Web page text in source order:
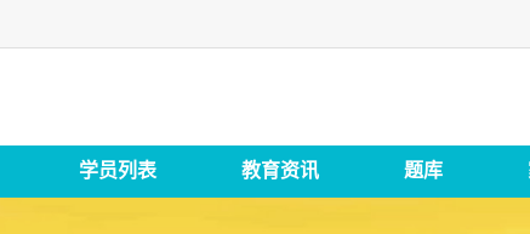
学员列表 教育资讯 题库